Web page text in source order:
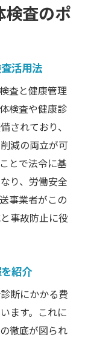
査のポ
活用法
査と健康管理
検査や健康診
されており、
減の両立が可
とで法令に基
り、労働安全
事業者がこの
事故防止に役
紹介
断にかかる費
ます。これに
徹底が図られ